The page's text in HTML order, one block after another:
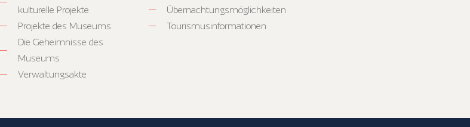
kulturelle Projekte
Projekte des Museums
Die Geheimnisse des
Museums
Verwaltungsakte
Übernachtungsmöglichkeiten
Tourismusinformationen